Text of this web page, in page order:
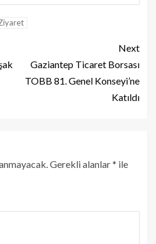
Next
Gaziantep Ticaret Borsası
TOBB 81. Genel Konseyi’ne
Katıldı
Gerekli alanlar* ile